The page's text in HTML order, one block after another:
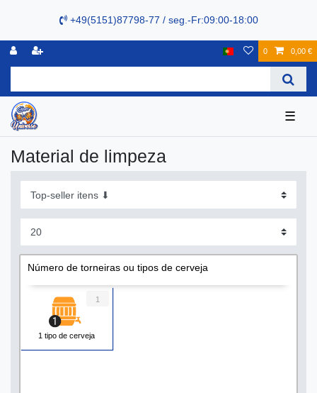
+49(5151)87798-77 / seg.-Fr:09:00-18:00
0 0,00 €
☰
Material de limpeza
Número de torneiras ou tipos de cerveja
1 tipo de cerveja
1